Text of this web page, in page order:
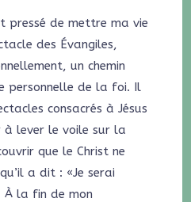
pressé de mettre ma vie
des Évangiles,
un chemin
personnelle de la foi. Il
consacrés à Jésus
à lever le voile sur la
que le Christ ne
a dit : «Je serai
À la fin de mon